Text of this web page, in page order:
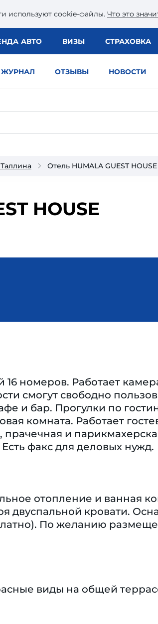
используют сookie-файлы. Что это
АВТО ВИЗЫ СТРАХОВКА
ЖУРНАЛ ОТЗЫВЫ НОВОСТИ
Отель HUMALA GUEST HOUSE
HOUSE
16 номеров. Работает
смогут свободно
и бар. Прогулки по
комната. Работает
прачечная и
факс для деловых нужд.
отопление и ванная
двуспальной кровати.
По желанию
виды на общей